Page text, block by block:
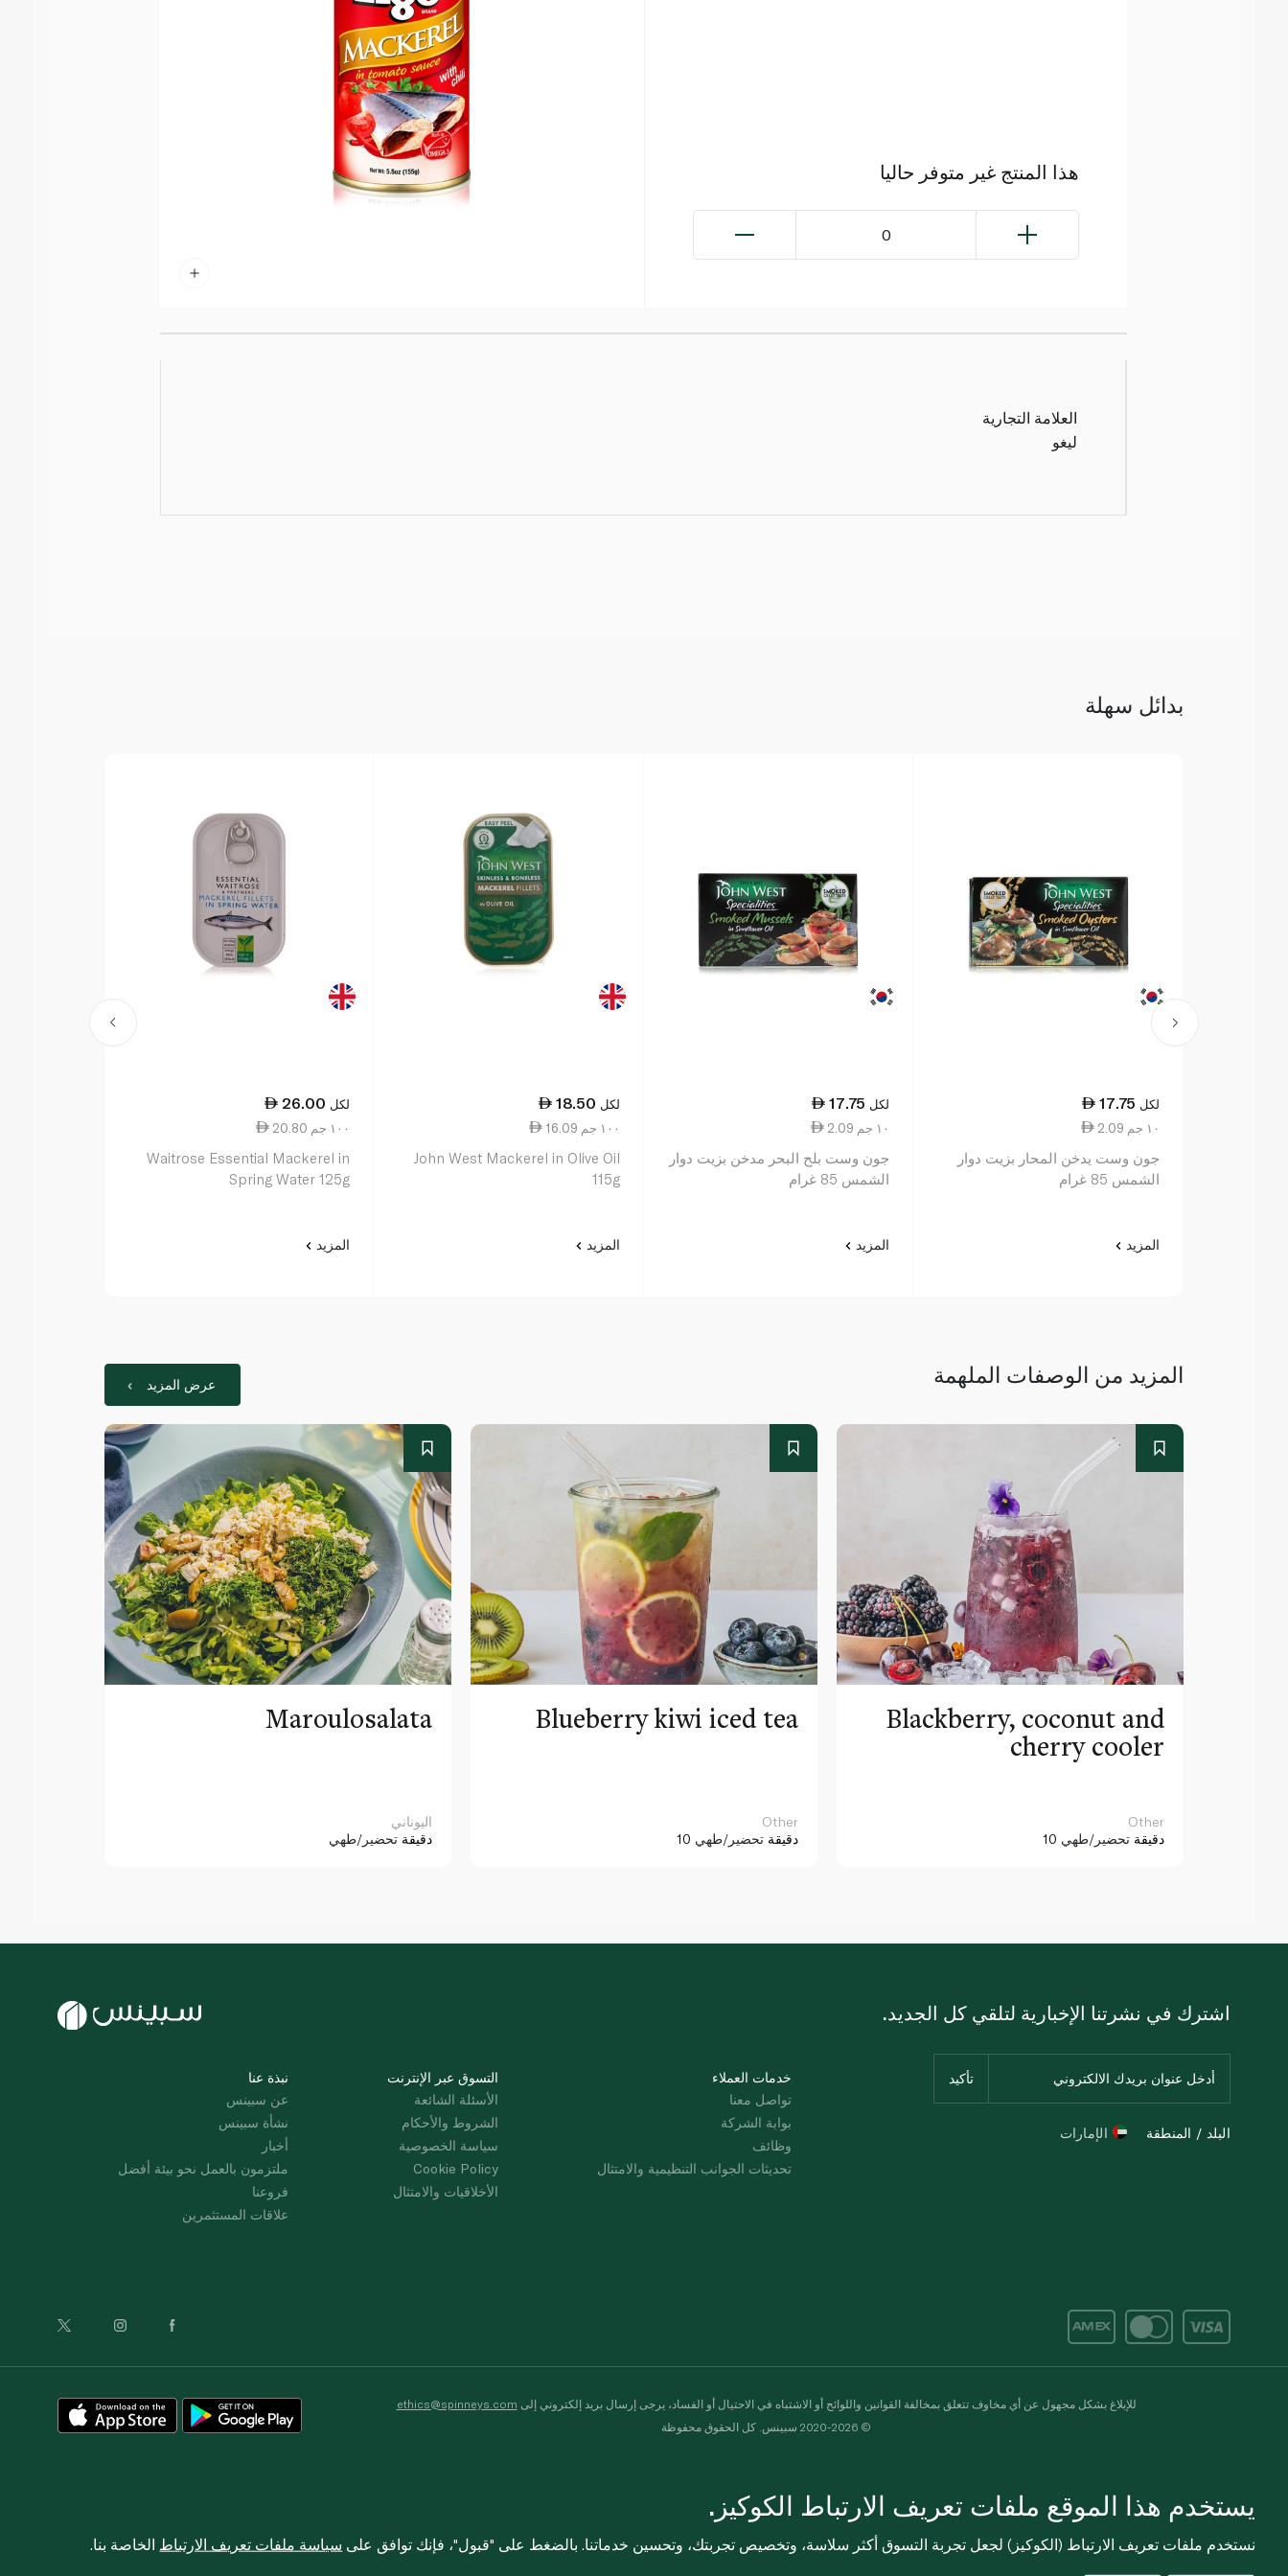
هذا المنتج غير متوفر حاليا
0
العلامة التجارية
ليغو
بدائل سهلة
17.75 لكل
2.09 ١٠ جم
جون وست يدخن المحار بزيت دوار
الشمس 85 غرام
المزيد
17.75 لكل
2.09 ١٠ جم
جون وست بلح البحر مدخن بزيت دوار
الشمس 85 غرام
المزيد
18.50 لكل
16.09 ١٠٠ جم
John West Mackerel in Olive Oil
115g
المزيد
26.00 لكل
20.80 ١٠٠ جم
Waitrose Essential Mackerel in
Spring Water 125g
المزيد
المزيد من الوصفات الملهمة عرض المزيد
Maroulosalata
اليوناني
دقيقة تحضير/طهي
Blueberry kiwi iced tea
Other
10 دقيقة تحضير/طهي
Blackberry, coconut and
cherry cooler
Other
10 دقيقة تحضير/طهي
نبذة عنا
عن سبينس
نشأة سبينس
أخبار
ملتزمون بالعمل نحو بيئة أفضل
فروعنا
علاقات المستثمرين
التسوق عبر الإنترنت
الأسئلة الشائعة
الشروط والأحكام
سياسة الخصوصية
Cookie Policy
الأخلاقيات والامتثال
خدمات العملاء
تواصل معنا
بوابة الشركة
وظائف
تحديثات الجوانب التنظيمية والامتثال
اشترك في نشرتنا الإخبارية لتلقي كل الجديد.
البلد / المنطقة الإمارات
للإبلاغ بشكل مجهول عن أي مخاوف تتعلق بمخالفة القوانين واللوائح أو الاشتباه في الاحتيال أو الفساد، يرجى إرسال بريد إلكتروني إلى ethics@spinneys.com
© 2020-2026 سبينس. كل الحقوق محفوظة
يستخدم هذا الموقع ملفات تعريف الارتباط الكوكيز.
نستخدم ملفات تعريف الارتباط (الكوكيز) لجعل تجربة التسوق أكثر سلاسة، وتخصيص تجربتك، وتحسين خدماتنا. بالضغط على "قبول"، فإنك توافق على سياسة ملفات تعريف الارتباط الخاصة بنا.